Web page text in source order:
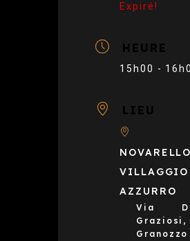
Expiré!
HEURE
15h00 -
LIEU
NOVARELLO
VILLAGGIO
AZZURRO
Via